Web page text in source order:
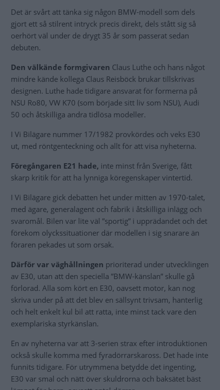
Det är svårt att tänka sig någon BMW-modell som dels
gjort ett så stilrent intryck precis direkt, dels stått sig så
oerhört väl under de drygt 35 år som passerat sedan
debuten.
Den välkände formgivaren Claus Luthe och hans något
mindre kände kollega Claus Reisböck brukar tillskrivas
designen. Luthe hade tidigare ansvarat för formerna på
NSU Ro80, VW K70 (som började sitt liv som NSU), Audi
50 och åtskilliga andra tidlösa modeller.
I Vi Bilägare nummer 17/1982 provkördes och veks E30
ut, med röntgenteckning och allt för att visa nyheterna.
Föregångaren E21 hade, inte minst från Sverige, fått
skarp kritik för att ha lynniga köregenskaper vintertid.
I Vi Bilägare gick debatten het under mitten av 1970-talet,
med ägare, generalagent och fabrik i åtskilliga inlägg och
svaromål. Bilen var lite väl ”sportig” i upprädandet och det
förekom olyckssituationer där modellen i sig snarare än
föraren pekades ut som orsak.
Därför var väghållningen prioriterad under utvecklingen
av E30, utan att den speciella ”BMW-känslan” skulle gå
förlorad. Alla som kört en E30, oavsett motor, kan nog
skriva under på att det blev en sällsynt trivsam, hanterlig
och helt enkelt kul bil att ratta, inte minst tack vare den
exemplariska styrkänslan.
En av nyheterna var att 3-serien strax efter introduktionen
också skulle komma med fyradörrarskaross. Det hade inte
funnits tidigare. För utrymmena betydde det ingenting,
E30 var smal och nätt över skuldrorna och baksätet bäst